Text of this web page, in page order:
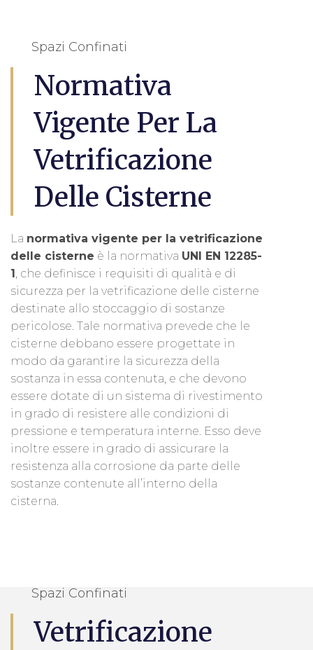
Spazi Confinati
Normativa
Vigente Per La
Vetrificazione
Delle Cisterne
La normativa vigente per la vetrificazione
delle cisterne è la normativa UNI EN 12285-
1 , che definisce i requisiti di qualità e di
sicurezza per la vetrificazione delle cisterne
destinate allo stoccaggio di sostanze
pericolose. Tale normativa prevede che le
cisterne debbano essere progettate in
modo da garantire la sicurezza della
sostanza in essa contenuta, e che devono
essere dotate di un sistema di rivestimento
in grado di resistere alle condizioni di
pressione e temperatura interne. Esso deve
inoltre essere in grado di assicurare la
resistenza alla corrosione da parte delle
sostanze contenute all’interno della
cisterna.
Spazi Confinati
Vetrificazione